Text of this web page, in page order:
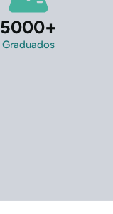
5000+
Graduados